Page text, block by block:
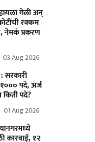
गेली अन्
रक्कम
नेमकं प्रकरण
03 Aug 2026
सरकारी
पदे, अर्ज
किती पदे?
01 Aug 2026
कारवाई, १२